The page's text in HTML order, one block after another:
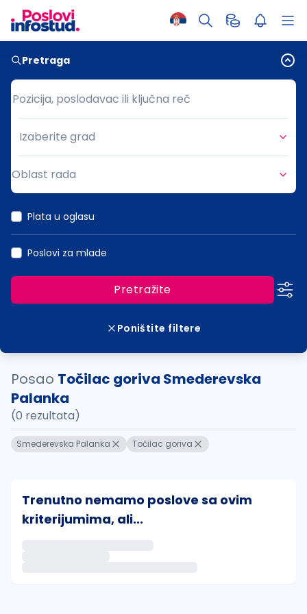
Pretraga
Pozicija, poslodavac ili ključna reč
Pozicija, poslodavac ili ključna reč
Grad
Izaberite grad
Oblast rada
Plata u oglasu
Poslovi za mlade
Pretražite
Poništite filtere
Posao Točilac goriva Smederevska
Palanka
(0 rezultata)
Smederevska Palanka Točilac goriva
Trenutno nemamo poslove sa ovim
kriterijumima, ali...